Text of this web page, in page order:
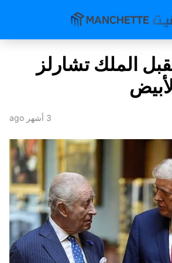
الملك تشارلز
3 أشهر ago